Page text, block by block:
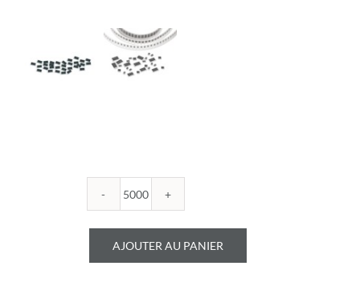
quantité
ROYALOHM
-
R0603B
AJOUTER AU PANIER